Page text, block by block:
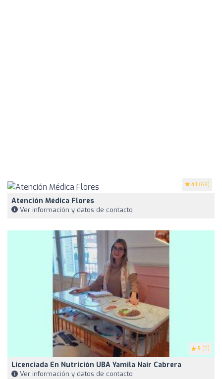
4.1 (69)
Atención Médica Flores
Ver información y datos de contacto
5 (5)
Licenciada En Nutrición UBA Yamila Nair Cabrera
Ver información y datos de contacto